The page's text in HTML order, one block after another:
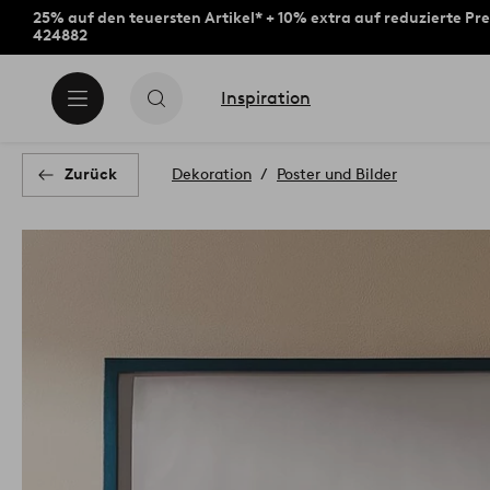
25% auf den teuersten Artikel* + 10% extra auf reduzierte
424882
Inspiration
Zurück Dekoration Poster und Bilder